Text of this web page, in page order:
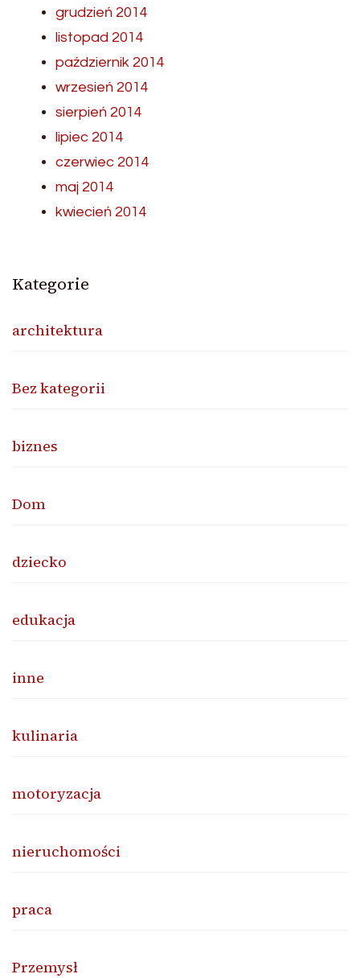
grudzień 2014
listopad 2014
październik 2014
wrzesień 2014
sierpień 2014
lipiec 2014
czerwiec 2014
maj 2014
kwiecień 2014
Kategorie
architektura
Bez kategorii
biznes
Dom
dziecko
edukacja
inne
kulinaria
motoryzacja
nieruchomości
praca
Przemysł